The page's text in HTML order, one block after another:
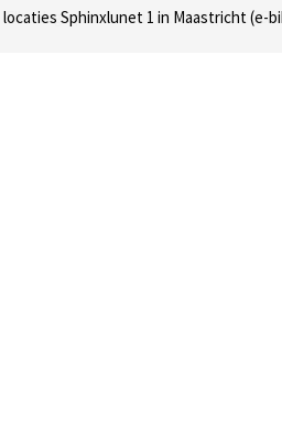
Sphinxlunet 1 in Maastricht
Elke dag open: locatie Stationsplein 26
Onze missie?